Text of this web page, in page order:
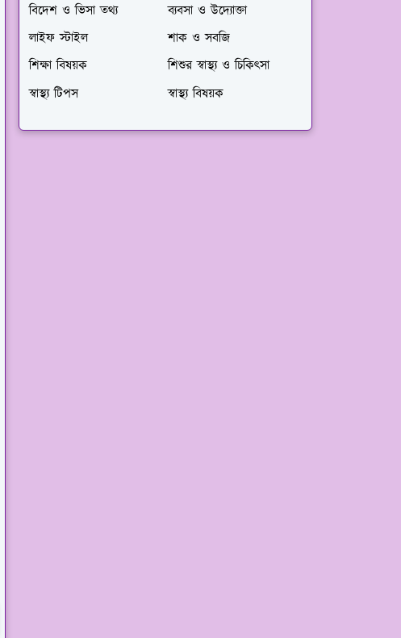
বিদেশ ও ভিসা তথ্য
ব্যবসা ও উদ্যোক্তা
লাইফ স্টাইল
শাক ও সবজি
শিক্ষা বিষয়ক
শিশুর স্বাস্থ্য ও চিকিৎসা
স্বাস্থ্য টিপস
স্বাস্থ্য বিষয়ক